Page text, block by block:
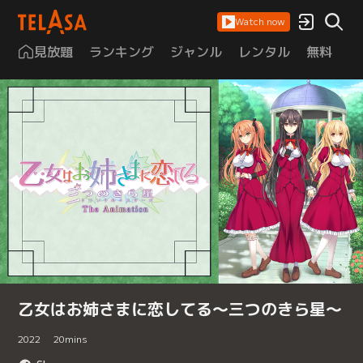
Watch now
見放題 ランキング ジャンル レンタル 無料
乙女はお姉さまに恋してる～三つのきら星～
2022 20mins